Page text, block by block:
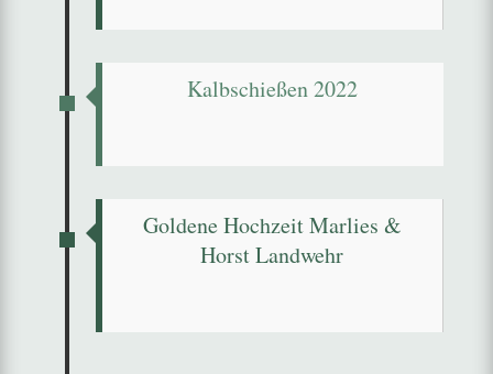
Kalbschießen 2022
Goldene Hochzeit Marlies &
Horst Landwehr